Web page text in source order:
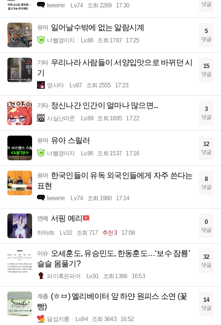
Ieewrre Lv.74 조회 2269 17:30 댓글
유머 일어날수밖에 없는 알람시계
너빨갱이지 Lv.86 조회 1787 17:25
5
댓글
기타 우리나라 사람들이 서양입맛으로 바뀌던 시
기
옆사마 Lv.87 조회 2555 17:23
15
댓글
기타 정신나간 인간이 얼마나 많으면...
사실난라쿤 Lv.89 조회 1885 17:22
3
댓글
유머 유아 스릴러
너빨갱이지 Lv.86 조회 1537 17:16
12
댓글
유머 한국인들이 유독 외국인들에게 자주 쓴다는
표현
Ieewrre Lv.74 조회 1980 17:14
8
댓글
연예 서핑 예리
하하ds Lv.32 조회 717 추천 3 17:08
0
댓글
이슈 오세훈도, 유승민도, 한동훈도…‘보수 잠룡’
슬슬 몸풀기?
파이혹은파어 Lv.91 조회 1366 16:53
32
댓글
계층 (ㅎㅂ) 엘리베이터 앞 하얀 원피스 소연 (꽃
빵)
달섭지롱 Lv.94 조회 3643 16:52
14
댓글